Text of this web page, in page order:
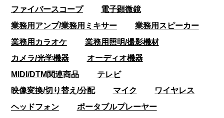
ファイバースコープ
電子顕微鏡
業務用アンプ/業務用ミキサー
業務用スピーカー
業務用カラオケ
業務用照明/撮影機材
カメラ/光学機器
オーディオ機器
MIDI/DTM関連商品
テレビ
映像変換/切り替え/分配
マイク
ワイヤレス
ヘッドフォン
ポータブルプレーヤー